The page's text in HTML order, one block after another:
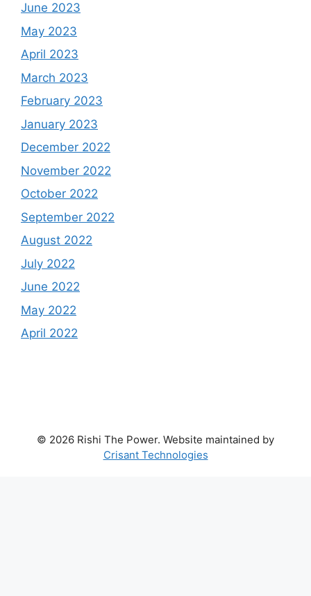
June 2023
May 2023
April 2023
March 2023
February 2023
January 2023
December 2022
November 2022
October 2022
September 2022
August 2022
July 2022
June 2022
May 2022
April 2022
© 2026 Rishi The Power. Website maintained by
Crisant Technologies